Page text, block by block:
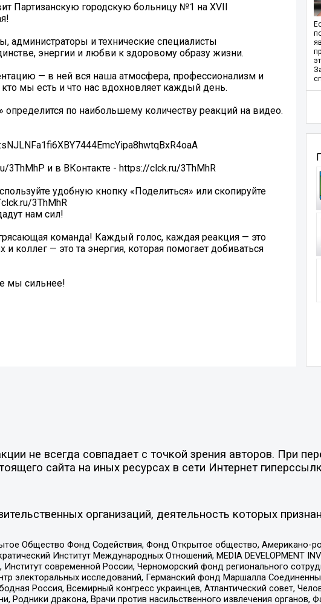
Партизанскую городскую больницу №1 на XVII
и технические специалисты
энергии и любви к здоровому образу жизни.
— в ней вся наша атмосфера, профессионализм и
мы есть и что нас вдохновляет каждый день.
определится по наибольшему количеству реакций на видео.
и в ВКонтакте - https://clck.ru/3ThMhR
удобную кнопку «Поделиться» или скопируйте
3ThMhR
нам сил!
команда! Каждый голос, каждая реакция — это
— это та энергия, которая помогает добиваться
мы сильнее!
не всегда совпадает с точкой зрения авторов. При
сайта на иных ресурсах в сети Интернет
организаций, деятельность которых
Общество Фонд Содействия, Фонд Открытое общество, Американо-
Институт Международных Отношений, MEDIA DEVELOPMENT
современной России, Черноморский фонд регионального
электоральных исследований, Германский фонд Маршалла
Россия, Всемирный конгресс украинцев, Атлантический совет,
дракона, Врачи против насильственного извлечения органов,